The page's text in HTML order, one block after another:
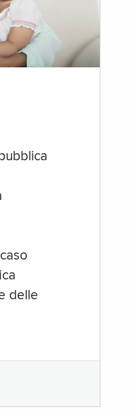
delle